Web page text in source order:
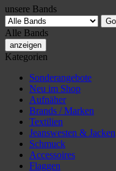
unsere Bands
Alle Bands
anzeigen
Kategorien
Sonderangebote
Neu im Shop
Aufnäher
Brands / Marken
Textilien
Jeanswesten & Jacken
Schmuck
Accessoires
Flaggen